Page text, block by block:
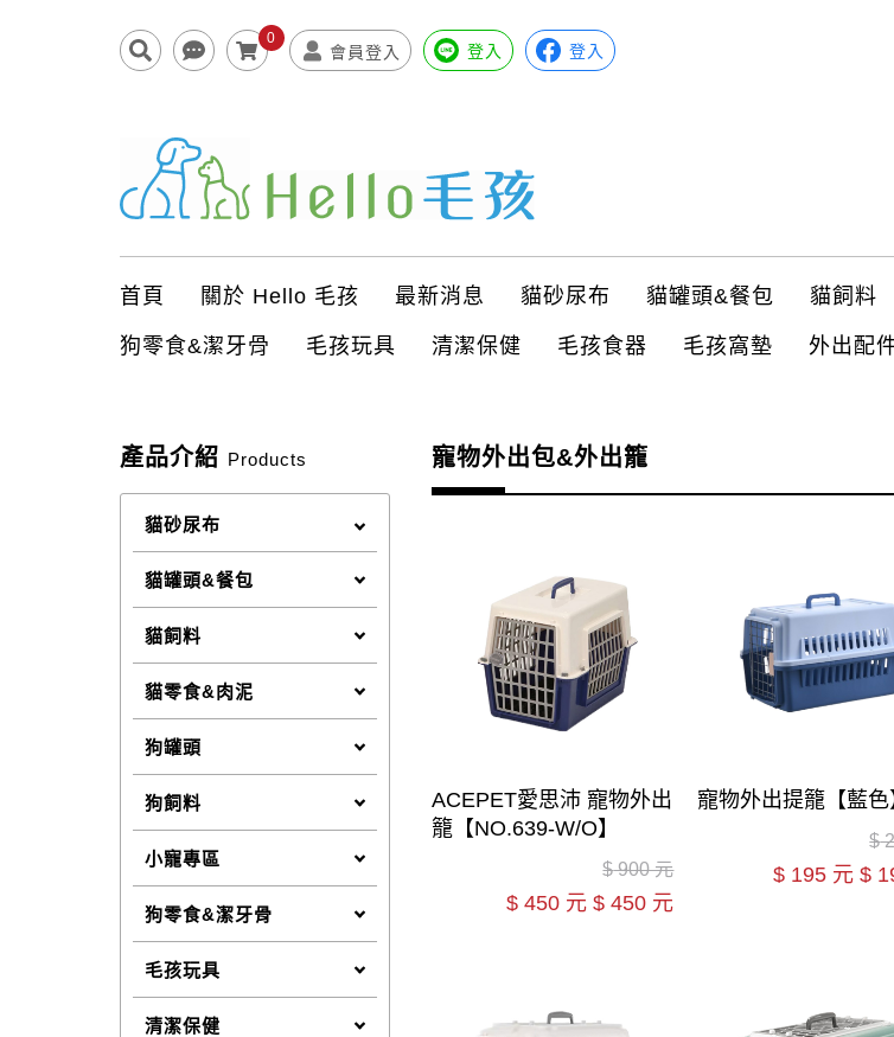
0
會員登入 登入 登入
首頁 關於 Hello 毛孩 最新消息 貓砂尿布 貓罐頭&餐包 貓飼料
狗零食&潔牙骨 毛孩玩具 清潔保健 毛孩食器 毛孩窩墊 外出配
產品介紹 Products
貓砂尿布
貓罐頭&餐包
貓飼料
貓零食&肉泥
狗罐頭
狗飼料
小寵專區
狗零食&潔牙骨
毛孩玩具
清潔保健
寵物外出包&外出籠
ACEPET愛思沛 寵物外出
籠【NO.639-W/O】
$900 元
$ 450 元$ 450 元
寵物外出提籠【藍色
$
$ 195 元$